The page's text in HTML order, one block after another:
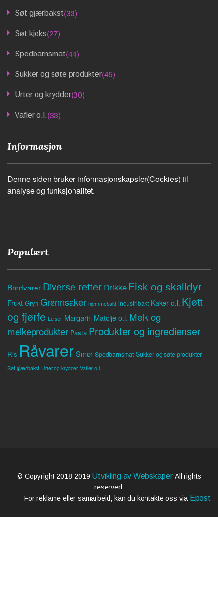
Søt gjærbakst(33)
Søt kjeks(27)
Spedbarnsmat(44)
Sukker og søte produkter(45)
Urter og krydder(30)
Vafler o.l.(33)
Informasjon
Denne siden bruker informasjonskapsler(Cookies) til
analyse og funksjonalitet.
Populært
Brødvarer Diverse retter Drikke Fisk og skalldyr
Frukt Gryn Grønnsaker hjemmebakt industribakt Kaker o.l. Kjøtt
og fjørfe Lefser Margarin Matolje o.l. Melk og
melkeprodukter Pasta Produkter og ingredienser
Ris RåvarerSmør Spedbarnsmat Sukker og søte produkter
Søt gjærbakst Urter og krydder Vafler o.l.
© Copyright 2018-2019 Utvikling av Webskaper All rights
reserved.
For reklame eller samarbeid, kan du kontakte oss via Epost